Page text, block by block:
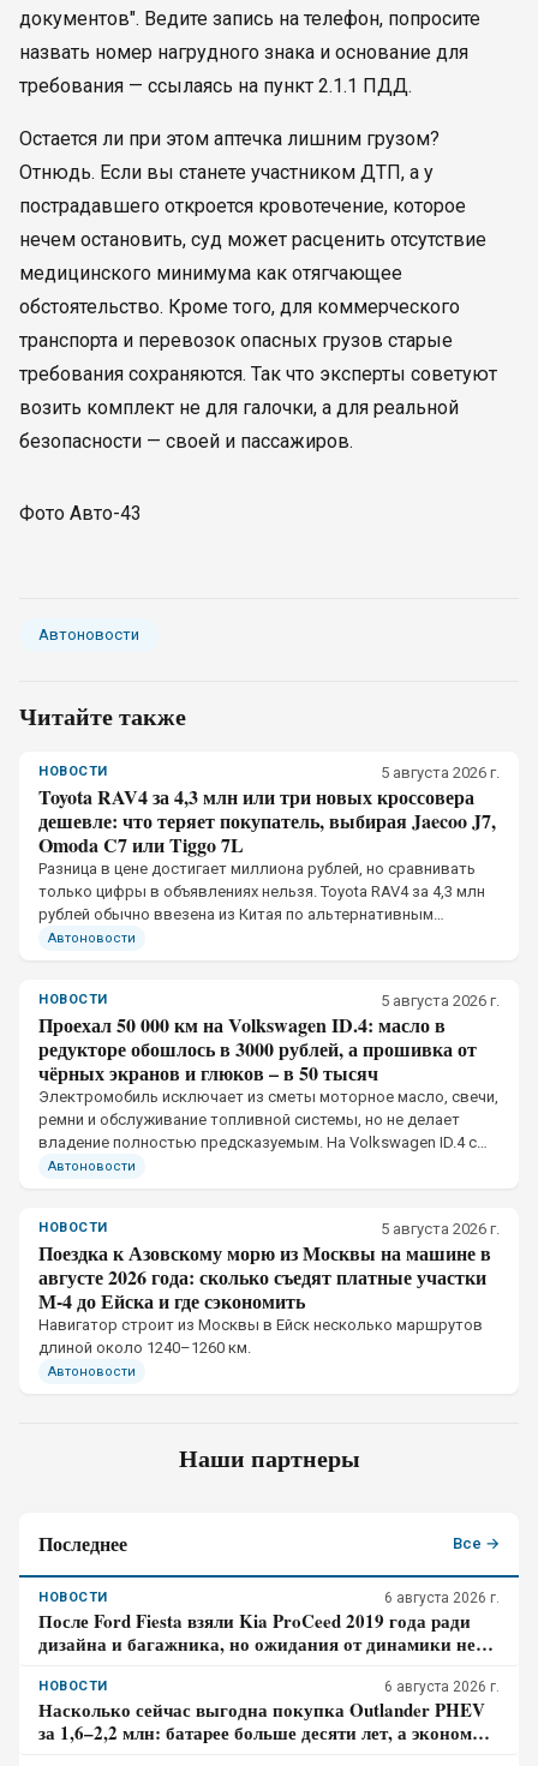
документов". Ведите запись на телефон, попросите
назвать номер нагрудного знака и основание для
требования — ссылаясь на пункт 2.1.1 ПДД.
Остается ли при этом аптечка лишним грузом?
Отнюдь. Если вы станете участником ДТП, а у
пострадавшего откроется кровотечение, которое
нечем остановить, суд может расценить отсутствие
медицинского минимума как отягчающее
обстоятельство. Кроме того, для коммерческого
транспорта и перевозок опасных грузов старые
требования сохраняются. Так что эксперты советуют
возить комплект не для галочки, а для реальной
безопасности — своей и пассажиров.
Фото Авто-43
Автоновости
Читайте также
НОВОСТИ 5 августа 2026 г.
Toyota RAV4 за 4,3 млн или три новых кроссовера
дешевле: что теряет покупатель, выбирая Jaecoo J7,
Omoda C7 или Tiggo 7L
Разница в цене достигает миллиона рублей, но сравнивать
только цифры в объявлениях нельзя. Toyota RAV4 за 4,3 млн
рублей обычно ввезена из Китая по альтернативным
каналам, тогда как Jaecoo J7, Omoda C7 и Chery Tiggo 7L
Автоновости
НОВОСТИ 5 августа 2026 г.
Проехал 50 000 км на Volkswagen ID.4: масло в
редукторе обошлось в 3000 рублей, а прошивка от
чёрных экранов и глюков – в 50 тысяч
Электромобиль исключает из сметы моторное масло, свечи,
ремни и обслуживание топливной системы, но не делает
владение полностью предсказуемым. На Volkswagen ID.4 с
пробегом 50 тыс. км механическая часть потребовала
Автоновости
НОВОСТИ 5 августа 2026 г.
Поездка к Азовскому морю из Москвы на машине в
августе 2026 года: сколько съедят платные участки
М-4 до Ейска и где сэкономить
Навигатор строит из Москвы в Ейск несколько маршрутов
длиной около 1240–1260 км.
Автоновости
Наши партнеры
Последнее Все →
НОВОСТИ 6 августа 2026 г.
После Ford Fiesta взяли Kia ProCeed 2019 года ради
дизайна и багажника, но ожидания от динамики не
НОВОСТИ 6 августа 2026 г.
Насколько сейчас выгодна покупка Outlander PHEV
за 1,6–2,2 млн: батарее больше десяти лет, а экономия